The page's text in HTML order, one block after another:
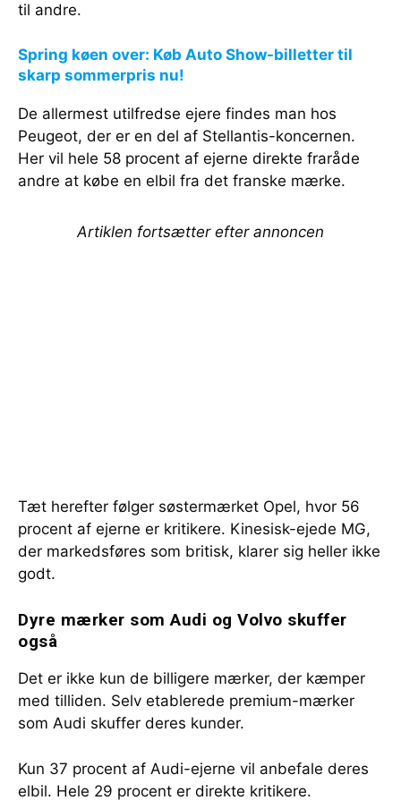
til andre.
Spring køen over: Køb Auto Show-billetter til
skarp sommerpris nu!
De allermest utilfredse ejere findes man hos
Peugeot, der er en del af Stellantis-koncernen.
Her vil hele 58 procent af ejerne direkte fraråde
andre at købe en elbil fra det franske mærke.
Artiklen fortsætter efter annoncen
Tæt herefter følger søstermærket Opel, hvor 56
procent af ejerne er kritikere. Kinesisk-ejede MG,
der markedsføres som britisk, klarer sig heller ikke
godt.
Dyre mærker som Audi og Volvo skuffer
også
Det er ikke kun de billigere mærker, der kæmper
med tilliden. Selv etablerede premium-mærker
som Audi skuffer deres kunder.
Kun 37 procent af Audi-ejerne vil anbefale deres
elbil. Hele 29 procent er direkte kritikere.